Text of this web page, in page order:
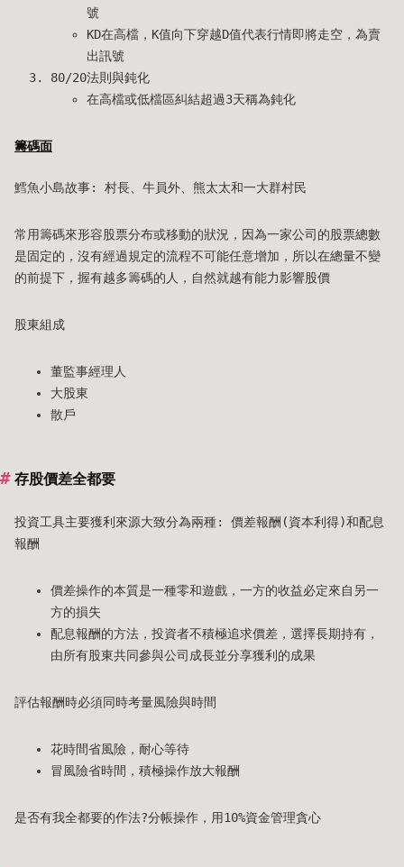
號
KD在高檔，K值向下穿越D值代表行情即將走空，為賣
出訊號
80/20法則與鈍化
在高檔或低檔區糾結超過3天稱為鈍化
籌碼面
鱈魚小島故事: 村長、牛員外、熊太太和一大群村民
常用籌碼來形容股票分布或移動的狀況，因為一家公司的股票總數
是固定的，沒有經過規定的流程不可能任意增加，所以在總量不變
的前提下，握有越多籌碼的人，自然就越有能力影響股價
股東組成
董監事經理人
大股東
散戶
存股價差全都要
投資工具主要獲利來源大致分為兩種: 價差報酬(資本利得)和配息
報酬
價差操作的本質是一種零和遊戲，一方的收益必定來自另一
方的損失
配息報酬的方法，投資者不積極追求價差，選擇長期持有，
由所有股東共同參與公司成長並分享獲利的成果
評估報酬時必須同時考量風險與時間
花時間省風險，耐心等待
冒風險省時間，積極操作放大報酬
是否有我全都要的作法?分帳操作，用10%資金管理貪心